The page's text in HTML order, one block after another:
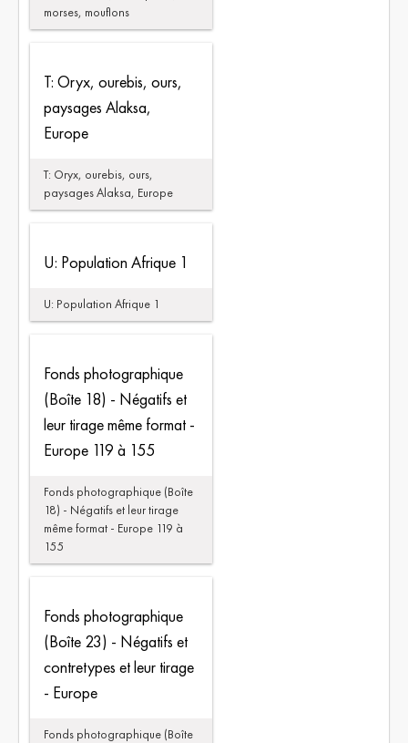
morses, mouflons
T: Oryx, ourebis, ours,
paysages Alaksa,
Europe
T: Oryx, ourebis, ours,
paysages Alaksa, Europe
U: Population Afrique 1
U: Population Afrique 1
Fonds photographique
(Boîte 18) - Négatifs et
leur tirage même format -
Europe 119 à 155
Fonds photographique (Boîte
18) - Négatifs et leur tirage
même format - Europe 119 à
155
Fonds photographique
(Boîte 23) - Négatifs et
contretypes et leur tirage
- Europe
Fonds photographique (Boîte